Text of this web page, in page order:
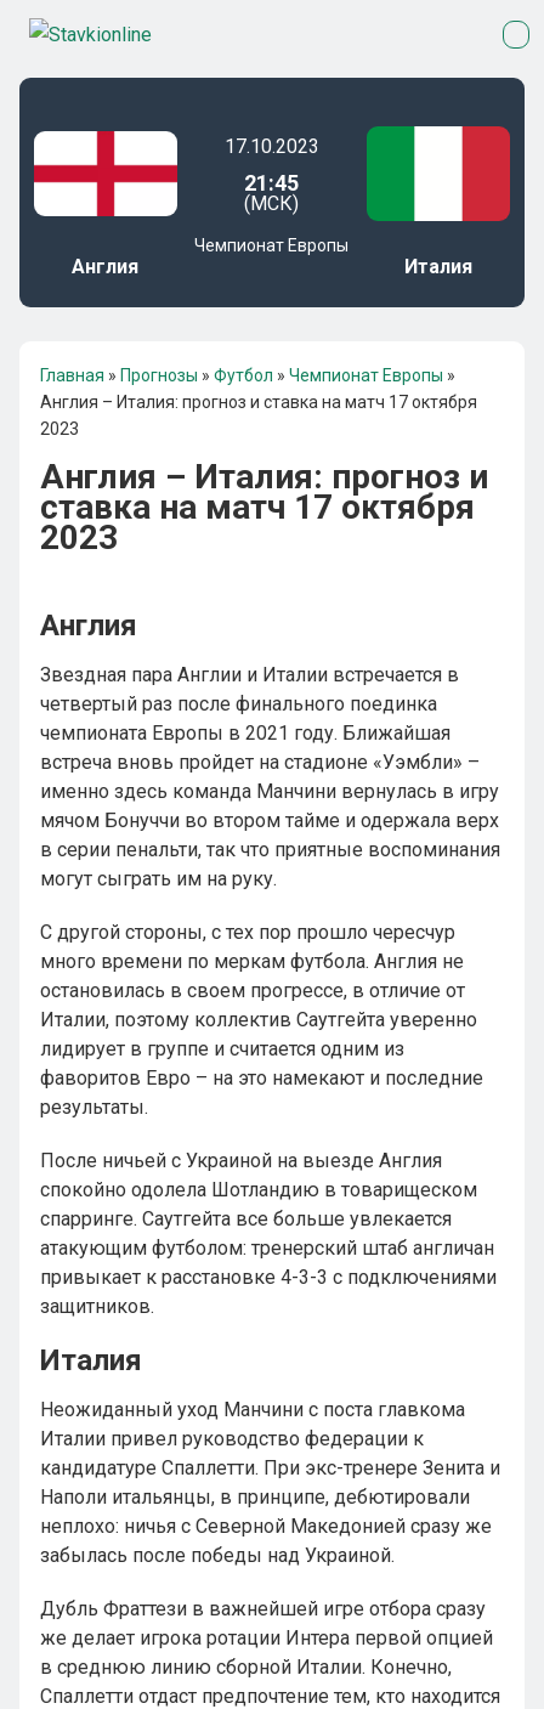
Англия
17.10.2023
21:45
(МСК)
Чемпионат Европы
Италия
Главная » Прогнозы » Футбол » Чемпионат Европы »
Англия – Италия: прогноз и ставка на матч 17 октября
2023
Англия – Италия: прогноз и
ставка на матч 17 октября
2023
Англия
Звездная пара Англии и Италии встречается в
четвертый раз после финального поединка
чемпионата Европы в 2021 году. Ближайшая
встреча вновь пройдет на стадионе «Уэмбли» –
именно здесь команда Манчини вернулась в игру
мячом Бонуччи во втором тайме и одержала верх
в серии пенальти, так что приятные воспоминания
могут сыграть им на руку.
С другой стороны, с тех пор прошло чересчур
много времени по меркам футбола. Англия не
остановилась в своем прогрессе, в отличие от
Италии, поэтому коллектив Саутгейта уверенно
лидирует в группе и считается одним из
фаворитов Евро – на это намекают и последние
результаты.
После ничьей с Украиной на выезде Англия
спокойно одолела Шотландию в товарищеском
спарринге. Саутгейта все больше увлекается
атакующим футболом: тренерский штаб англичан
привыкает к расстановке 4-3-3 с подключениями
защитников.
Италия
Неожиданный уход Манчини с поста главкома
Италии привел руководство федерации к
кандидатуре Спаллетти. При экс-тренере Зенита и
Наполи итальянцы, в принципе, дебютировали
неплохо: ничья с Северной Македонией сразу же
забылась после победы над Украиной.
Дубль Фраттези в важнейшей игре отбора сразу
же делает игрока ротации Интера первой опцией
в среднюю линию сборной Италии. Конечно,
Спаллетти отдаст предпочтение тем, кто находится